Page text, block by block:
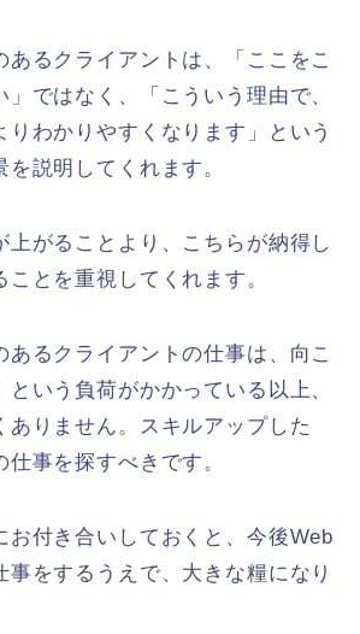
あるクライアントは、「ここをこ
」ではなく、「こういう理由で、
りわかりやすくなります」という
説明してくれます。
上がることより、こちらが納得し
とを重視してくれます。
あるクライアントの仕事は、向こ
という負荷がかかっている以上、
ありません。スキルアップした
事を探すべきです。
お付き合いしておくと、今後Web
事をするうえで、大きな糧になり